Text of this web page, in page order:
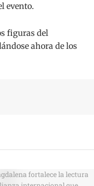
evento.
figuras del
ahora de los